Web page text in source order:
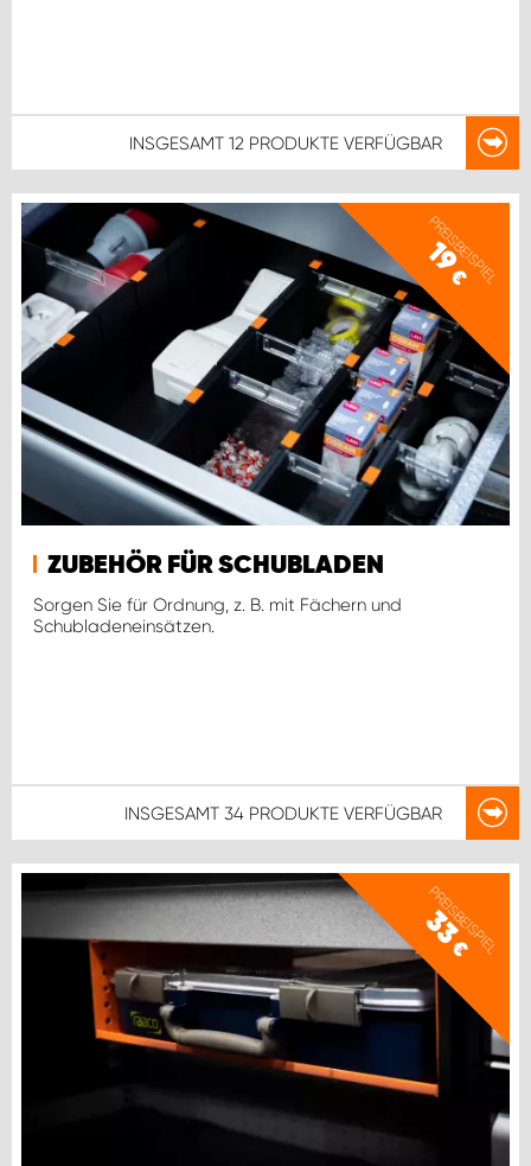
INSGESAMT 12 PRODUKTE VERFÜGBAR
PREISBEISPIEL
19
€
ZUBEHÖR FÜR SCHUBLADEN
Sorgen Sie für Ordnung, z. B. mit Fächern und
Schubladeneinsätzen.
INSGESAMT 34 PRODUKTE VERFÜGBAR
PREISBEISPIEL
33
€